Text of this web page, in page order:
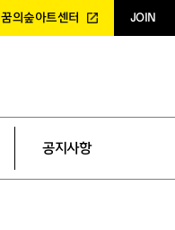
꿈의숲아트센터 JOIN
공지사항